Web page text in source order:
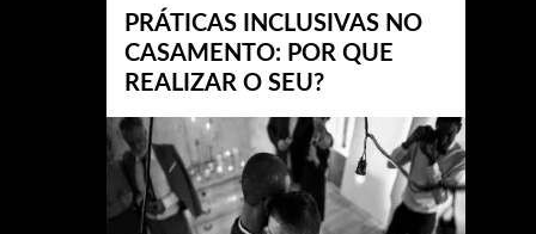
PRÁTICAS INCLUSIVAS NO
CASAMENTO: POR QUE
REALIZAR O SEU?